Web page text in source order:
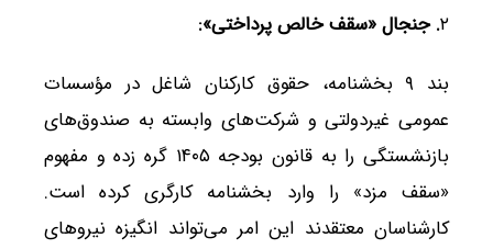
۲.جنجال «سقف خالص پرداختی»:
بند ۹ بخشنامه، حقوق کارکنان شاغل در مؤسسات
عمومی غیردولتی و شرکت‌های وابسته به صندوق‌های
بازنشستگی را به قانون بودجه ۱۴۰۵ گره زده و مفهوم
«سقف مزد» را وارد بخشنامه کارگری کرده است.
کارشناسان معتقدند این امر می‌تواند انگیزه نیروهای